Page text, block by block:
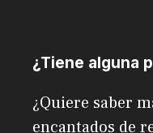
¿Tiene alguna
¿Quiere saber
encantados de